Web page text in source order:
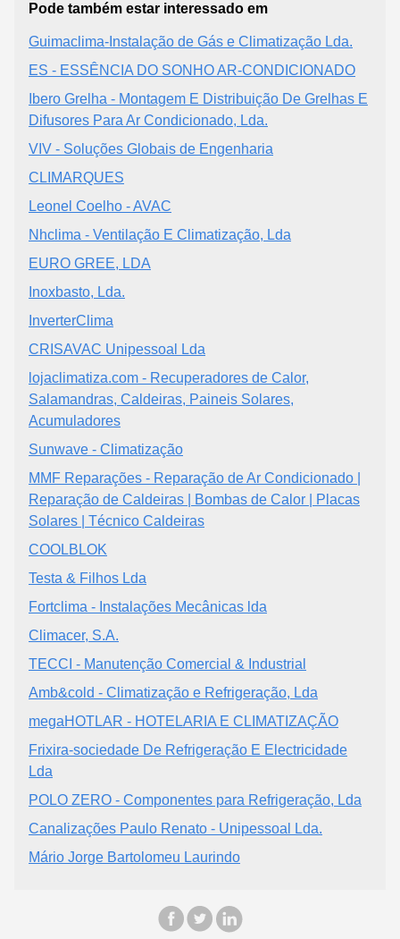
Pode também estar interessado em
Guimaclima-Instalação de Gás e Climatização Lda.
ES - ESSÊNCIA DO SONHO AR-CONDICIONADO
Ibero Grelha - Montagem E Distribuição De Grelhas E
Difusores Para Ar Condicionado, Lda.
VIV - Soluções Globais de Engenharia
CLIMARQUES
Leonel Coelho - AVAC
Nhclima - Ventilação E Climatização, Lda
EURO GREE, LDA
Inoxbasto, Lda.
InverterClima
CRISAVAC Unipessoal Lda
lojaclimatiza.com - Recuperadores de Calor,
Salamandras, Caldeiras, Paineis Solares,
Acumuladores
Sunwave - Climatização
MMF Reparações - Reparação de Ar Condicionado |
Reparação de Caldeiras | Bombas de Calor | Placas
Solares | Técnico Caldeiras
COOLBLOK
Testa & Filhos Lda
Fortclima - Instalações Mecânicas lda
Climacer, S.A.
TECCI - Manutenção Comercial & Industrial
Amb&cold - Climatização e Refrigeração, Lda
megaHOTLAR - HOTELARIA E CLIMATIZAÇÃO
Frixira-sociedade De Refrigeração E Electricidade
Lda
POLO ZERO - Componentes para Refrigeração, Lda
Canalizações Paulo Renato - Unipessoal Lda.
Mário Jorge Bartolomeu Laurindo